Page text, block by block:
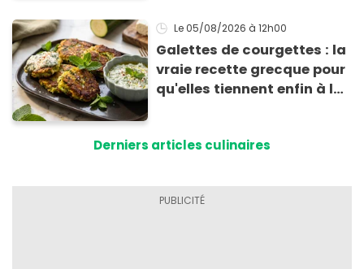
Le 05/08/2026 à 12h00
Galettes de courgettes : la
vraie recette grecque pour
qu'elles tiennent enfin à la
Derniers articles culinaires